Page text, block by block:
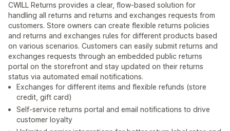
CWILL Returns provides a clear, flow-based solution for
handling all returns and returns and exchanges requests from
customers. Store owners can create flexible returns policies
and returns and exchanges rules for different products based
on various scenarios. Customers can easily submit returns and
exchanges requests through an embedded public returns
portal on the storefront and stay updated on their returns
status via automated email notifications.
Exchanges for different items and flexible refunds (store
credit, gift card)
Self-service returns portal and email notifications to drive
customer loyalty